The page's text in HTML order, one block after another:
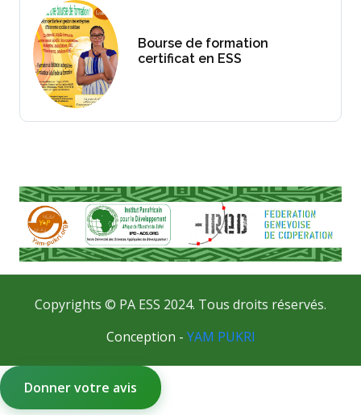
Bourse de formation
certificat en ESS
Copyrights © PA ESS 2024. Tous droits réservés.
Conception - YAM PUKRI
Donner votre avis